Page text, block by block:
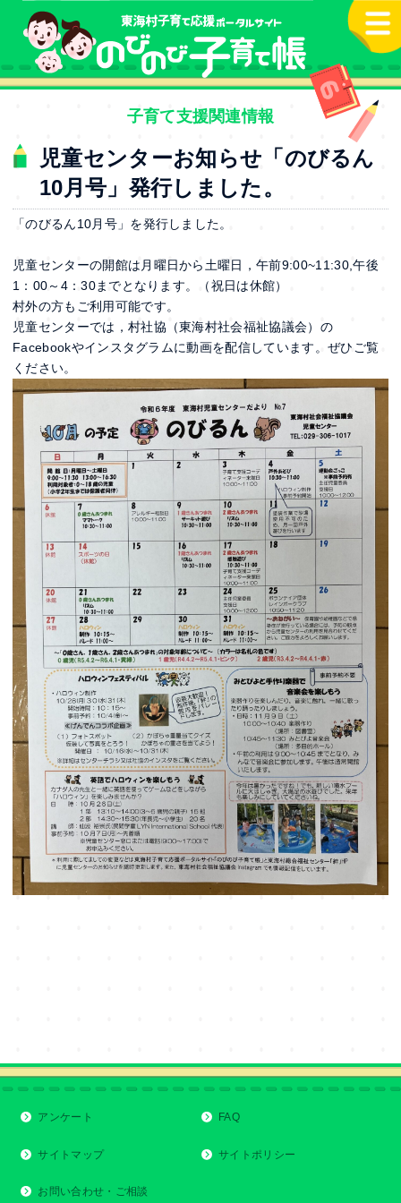
本文へ
子育て支援関連情報
児童センターお知らせ「のびるん
10月号」発行しました。
「のびるん10月号」を発行しました。
児童センターの開館は月曜日から土曜日，午前9:00~11:30,午後
1：00～4：30までとなります。（祝日は休館）
村外の方もご利用可能です。
児童センターでは，村社協（東海村社会福祉協議会）の
Facebookやインスタグラムに動画を配信しています。ぜひご覧
ください。
アンケート FAQ
サイトマップ サイトポリシー
お問い合わせ・ご相談